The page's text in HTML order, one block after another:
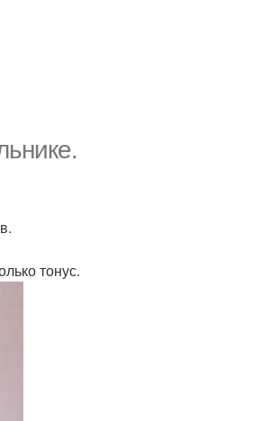
тонус.